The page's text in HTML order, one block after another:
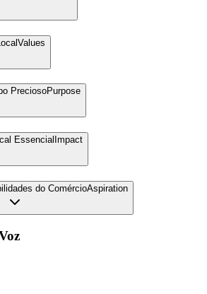
Values
PreciosoPurpose
Essencial Impact
do ComércioAspiration